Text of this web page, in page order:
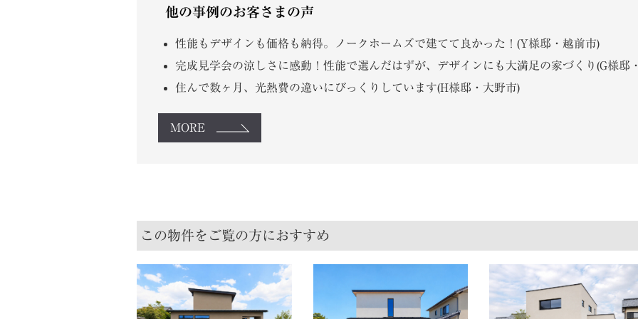
他の事例のお客さまの声
性能もデザインも価格も納得。ノークホームズで建てて良かった！(Y様邸・越前市)
完成見学会の涼しさに感動！性能で選んだはずが、デザインにも大満足の家づくり(G様邸
住んで数ヶ月、光熱費の違いにびっくりしています(H様邸・大野市)
MORE
この物件をご覧の方におすすめ